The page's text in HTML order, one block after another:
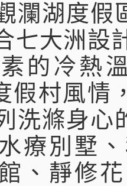
湖度假區
七大洲設
的冷熱
假村風情
洗滌身心
療別墅
、靜修